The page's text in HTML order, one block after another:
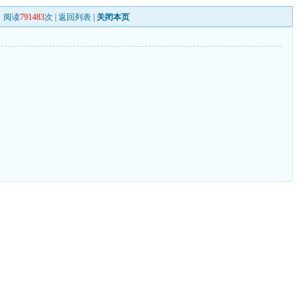
阅读791483次 |返回列表 关闭本页